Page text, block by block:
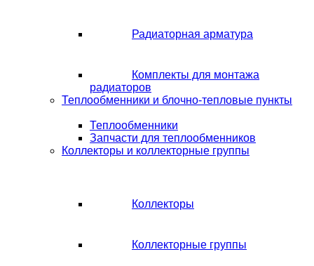
Радиаторная арматура
Комплекты для монтажа
радиаторов
Теплообменники и блочно-тепловые пункты
Теплообменники
Запчасти для теплообменников
Коллекторы и коллекторные группы
Коллекторы
Коллекторные группы